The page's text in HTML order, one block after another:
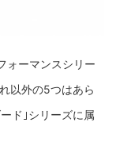
ォーマンスシリー
以外の5つはあら
ド｣シリーズに属